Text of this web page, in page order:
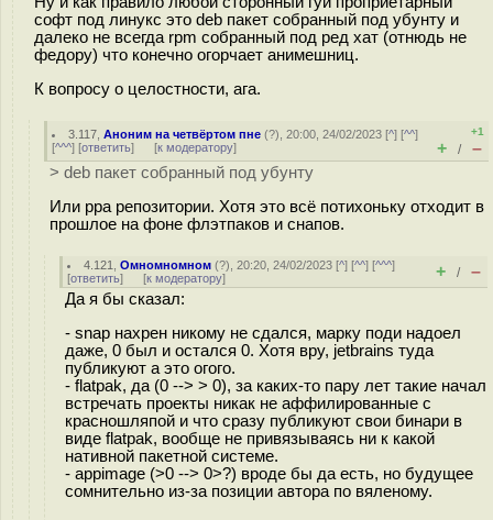
софт под линукс это deb пакет собранный под убунту и
далеко не всегда rpm собранный под ред хат (отнюдь не
федору) что конечно огорчает анимешниц.
К вопросу о целостности, ага.
3.117 ,Аноним на четвёртом пне (?), 20:00, 24/02/2023 [^] [^^]
[^^^] [ответить] [к модератору]
+1
+ / –
> deb пакет собранный под убунту
Или ppa репозитории. Хотя это всё потихоньку отходит в
прошлое на фоне флэтпаков и снапов.
4.121 ,Омномномном (?), 20:20, 24/02/2023 [^] [^^] [^^^]
[ответить] [к модератору] + / –
Да я бы сказал:
- snap нахрен никому не сдался, марку поди надоел
даже, 0 был и остался 0. Хотя вру, jetbrains туда
публикуют а это огого.
- flatpak, да (0 --> > 0), за каких-то пару лет такие начал
встречать проекты никак не аффилированные с
красношляпой и что сразу публикуют свои бинари в
виде flatpak, вообще не привязываясь ни к какой
нативной пакетной системе.
- appimage (>0 --> 0>?) вроде бы да есть, но будущее
сомнительно из-за позиции автора по вяленому.